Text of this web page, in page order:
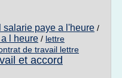
salarie paye a l'heure /
l heure / lettre
de travail lettre
et accord